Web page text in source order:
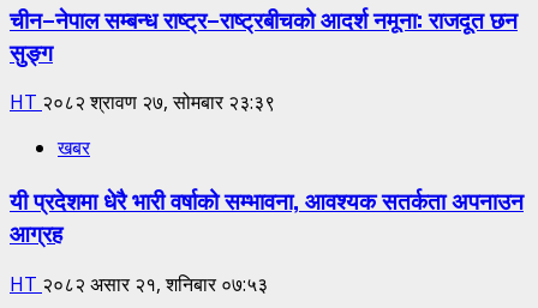
चीन–नेपाल सम्बन्ध राष्ट्र–राष्ट्रबीचको आदर्श नमूना: राजदूत छन
सुङ्ग
HT २०८२ श्रावण २७, सोमबार २३:३९
खबर
यी प्रदेशमा धेरै भारी वर्षाको सम्भावना, आवश्यक सतर्कता अपनाउन
आग्रह
HT २०८२ असार २१, शनिबार ०७:५३